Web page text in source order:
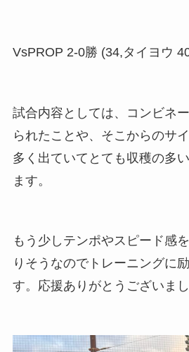
VsPROP 2-0勝 (34,タイヨウ
試合内容としては、コンビネ
られたことや、そこからのサ
多く出ていてとても収穫の多
ます。
もう少しテンポやスピード感
りそうなのでトレーニングに
す。応援ありがとうございまし